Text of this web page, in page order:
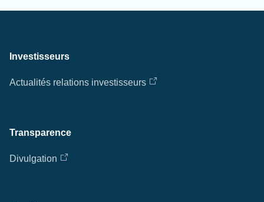
Investisseurs
Actualités relations investisseurs
Transparence
Divulgation